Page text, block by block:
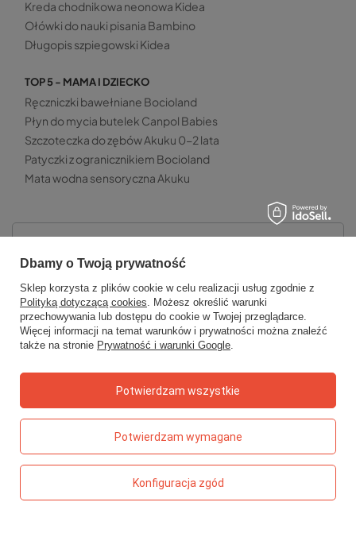
Kreda chodnikowa neonowa Kidea
Ołówki do nauki pisania Bambino
Długopis szpiegowski Kidea
TOP 5 - MAMA I DZIECKO
Ręczniczki bawełniane Bocioland
Płyn do mycia butelek Canpol Babies
Szczoteczka do zębów Akuku 0-2 lata
Patyczki z ogranicznikiem Bocioland
Mata wodna sensoryczna Akuku
Status zamówienia
Śledzenie przesyłki
Chcę zareklamować produkt
Chcę wymienić towar
Kontakt
Konto
Regulaminy
Dbamy o Twoją prywatność
Sklep korzysta z plików cookie w celu realizacji usług zgodnie z
Polityką dotyczącą cookies. Możesz określić warunki
przechowywania lub dostępu do cookie w Twojej przeglądarce.
Więcej informacji na temat warunków i prywatności można znaleźć
także na stronie Prywatność i warunki Google.
Potwierdzam wymagane
Konfiguracja zgód
Potwierdzam wszystkie